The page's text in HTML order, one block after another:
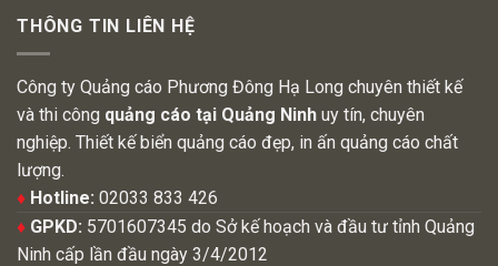
THÔNG TIN LIÊN HỆ
Công ty Quảng cáo Phương Đông Hạ Long chuyên thiết kế
và thi công quảng cáo tại Quảng Ninh uy tín, chuyên
nghiệp. Thiết kế biển quảng cáo đẹp, in ấn quảng cáo chất
lượng.
♦ Hotline: 02033 833 426
♦ GPKD: 5701607345 do Sở kế hoạch và đầu tư tỉnh Quảng
Ninh cấp lần đầu ngày 3/4/2012